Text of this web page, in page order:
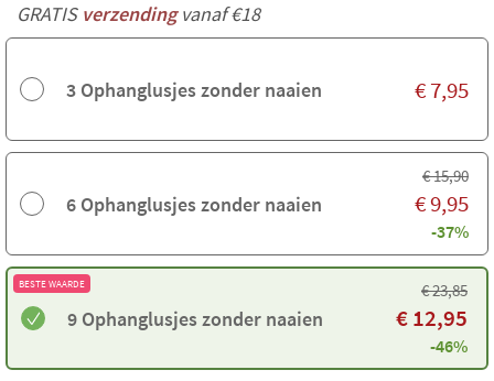
GRATISverzendingvanaf €18
3 Ophanglusjes zonder naaien €7,95
6 Ophanglusjes zonder naaien
€15,90
€9,95
-37%
BESTE WAARDE
9 Ophanglusjes zonder naaien
€23,85
€12,95
-46%